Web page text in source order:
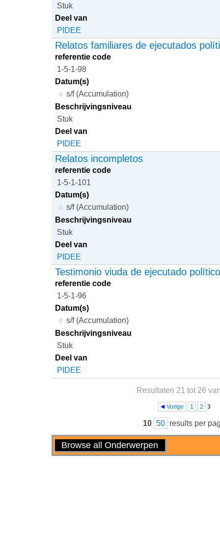
Stuk
Deel van
PIDEE
Relatos familiares de ejecutados
referentie code
1-5-1-98
Datum(s)
s/f (Accumulation)
Beschrijvingsniveau
Stuk
Deel van
PIDEE
Relatos incompletos
referentie code
1-5-1-101
Datum(s)
s/f (Accumulation)
Beschrijvingsniveau
Stuk
Deel van
PIDEE
Testimonio viuda de ejecutado
referentie code
1-5-1-96
Datum(s)
s/f (Accumulation)
Beschrijvingsniveau
Stuk
Deel van
PIDEE
Resultaten 21 tot 26
Vorige 1 2 3
10 50 results per
Handelingen
Browse all Onderwerpen